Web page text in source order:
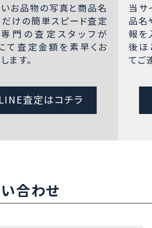
お品物の写真と商品名
けの簡単スピード査定
専門の査定スタッフが
て査定金額を素早くお
ます。
LINE査定はコチラ
当サ
品名
報を
後ほ
てご
合わせ